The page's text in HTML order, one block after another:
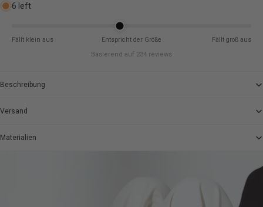
6 left
Fällt klein aus Entspricht der Größe
Fällt groß aus
Basierend auf 234 reviews
Beschreibung
Versand
Materialien